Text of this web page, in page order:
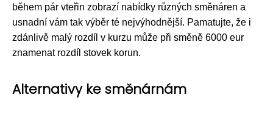
během pár vteřin zobrazí nabídky různých směnáren a
usnadní vám tak výběr té nejvýhodnější. Pamatujte, že i
zdánlivě malý rozdíl v kurzu může při směně 6000 eur
znamenat rozdíl stovek korun.
Alternativy ke směnárnám